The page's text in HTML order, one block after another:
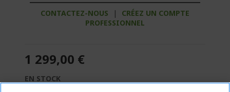
CONTACTEZ-NOUS |
CRÉEZ UN COMPTE
PROFESSIONNEL
1 299,00 €
EN STOCK